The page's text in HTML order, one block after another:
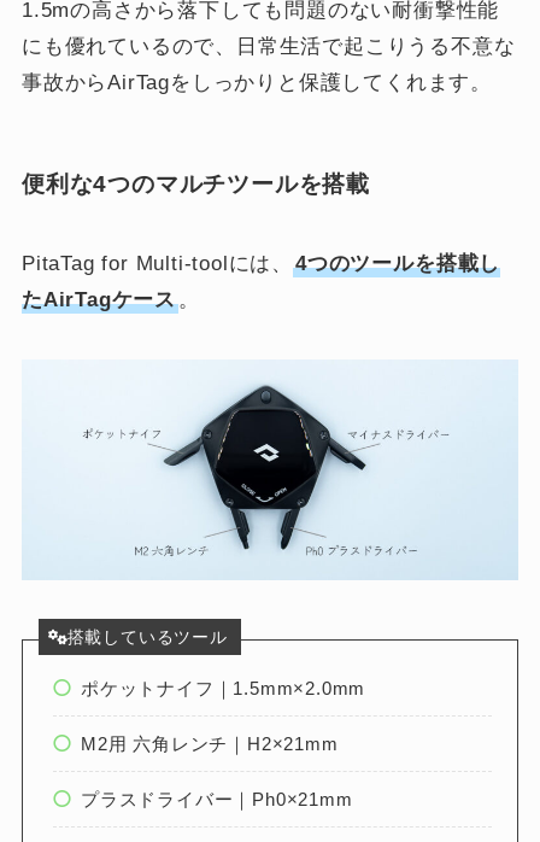
1.5mの高さから落下しても問題のない耐衝撃性能
にも優れているので、日常生活で起こりうる不意な
事故からAirTagをしっかりと保護してくれます。
便利な4つのマルチツールを搭載
PitaTag for Multi-toolには、4つのツールを搭載し
たAirTagケース。
搭載しているツール
ポケットナイフ｜1.5mm×2.0mm
M2用 六角レンチ｜H2×21mm
プラスドライバー｜Ph0×21mm